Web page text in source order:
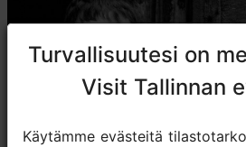
Turvallisuutesi on
Visit Tallinnan
Käytämme evästeitä
Turvallisuutesi on
Visit Tallinnan
Käytämme evästeitä